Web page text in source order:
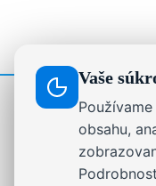
STRÁNKY
Drevené
Ausis.sk
Vaše
obsahu,